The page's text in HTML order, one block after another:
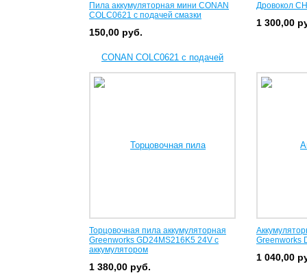
Пила аккумуляторная мини CONAN
COLC0621 с подачей смазки
150,00 руб.
Дровокол
1 300,00
Торцовочная пила аккумуляторная
Greenworks GD24MS216K5 24V с
аккумулятором
1 380,00 руб.
Greenworks
1 040,00